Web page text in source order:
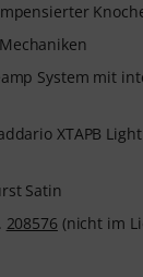
System mit
XTAPB
Satin
208576 (nicht im